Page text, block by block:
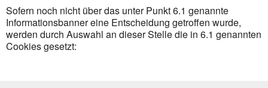
Sofern noch nicht über das unter Punkt 6.1 genannte
Informationsbanner eine Entscheidung getroffen wurde,
werden durch Auswahl an dieser Stelle die in 6.1 genannten
Cookies gesetzt: